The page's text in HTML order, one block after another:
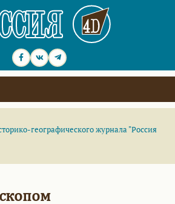
географического журнала "Россия